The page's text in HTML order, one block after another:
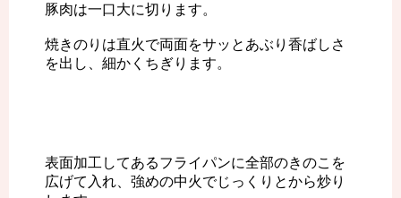
豚肉は一口大に切ります。
焼きのりは直火で両面をサッとあぶり香ばしさ
を出し、細かくちぎります。
表面加工してあるフライパンに全部のきのこを
広げて入れ、強めの中火でじっくりとから炒り